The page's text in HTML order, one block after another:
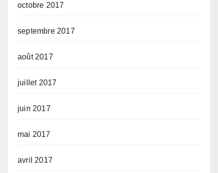
octobre 2017
septembre 2017
août 2017
juillet 2017
juin 2017
mai 2017
avril 2017